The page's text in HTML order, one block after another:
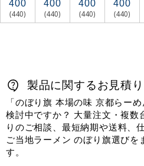
400
(440)
400
(440)
400
(440)
400
(440)
製品に関するお見積
「のぼり旗 本場の味 京都らー
検討中ですか？ 大量注文・複数
りのご相談、最短納期や送料、
ご当地ラーメン のぼり旗選びを
す。